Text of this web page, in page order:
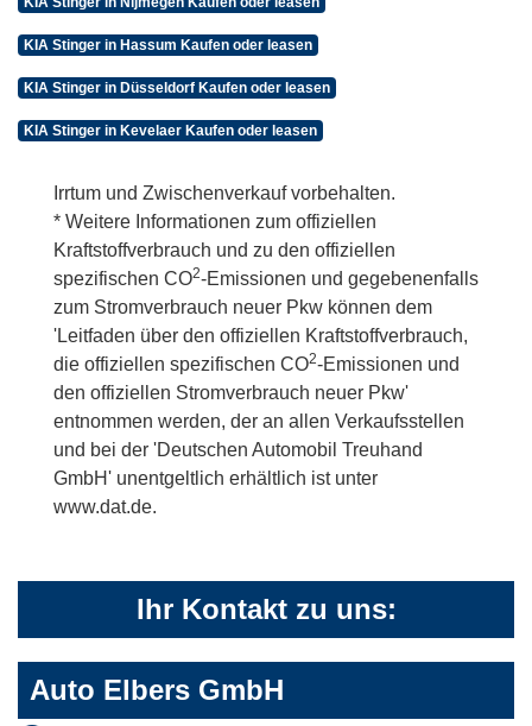
KIA Stinger in Hassum Kaufen oder leasen
KIA Stinger in Düsseldorf Kaufen oder leasen
KIA Stinger in Kevelaer Kaufen oder leasen
Irrtum und Zwischenverkauf vorbehalten.
* Weitere Informationen zum offiziellen
Kraftstoffverbrauch und zu den offiziellen
spezifischen CO2-Emissionen und gegebenenfalls
zum Stromverbrauch neuer Pkw können dem
'Leitfaden über den offiziellen Kraftstoffverbrauch,
die offiziellen spezifischen CO2-Emissionen und
den offiziellen Stromverbrauch neuer Pkw'
entnommen werden, der an allen Verkaufsstellen
und bei der 'Deutschen Automobil Treuhand
GmbH' unentgeltlich erhältlich ist unter
www.dat.de.
Ihr Kontakt zu uns:
Auto Elbers GmbH